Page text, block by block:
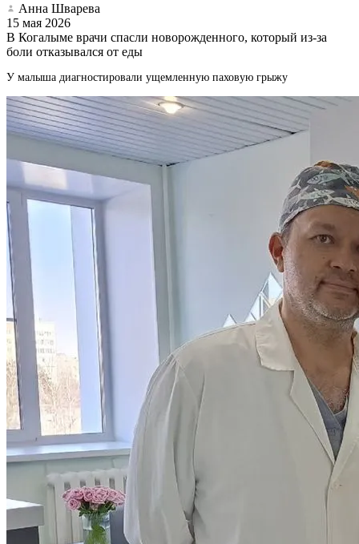
Анна Шварева
15 мая 2026
В Когалыме врачи спасли новорожденного, который из-за
боли отказывался от еды
У малыша диагностировали ущемленную паховую грыжу